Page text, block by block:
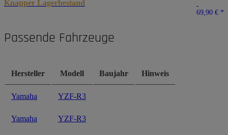
Knapper Lagerbestand
69,90 € *
Passende Fahrzeuge
Hersteller Modell Baujahr Hinweis
Yamaha YZF-R3
Yamaha YZF-R3